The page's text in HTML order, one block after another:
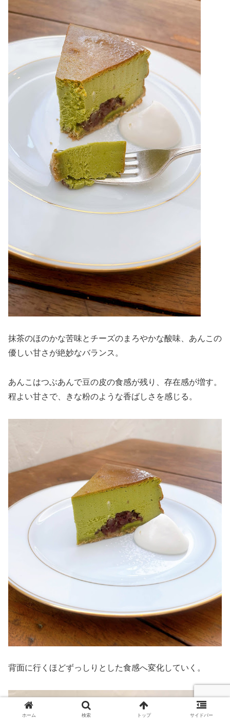
抹茶のほのかな苦味とチーズのまろやかな酸味、あんこの
優しい甘さが絶妙なバランス。
あんこはつぶあんで豆の皮の食感が残り、存在感が増す。
程よい甘さで、きな粉のような香ばしさを感じる。
背面に行くほどずっしりとした食感へ変化していく。
ホーム 検索 トップ サイドバー